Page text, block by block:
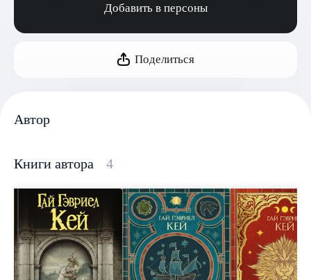
Добавить в персоны
Поделиться
Автор
Книги автора 4